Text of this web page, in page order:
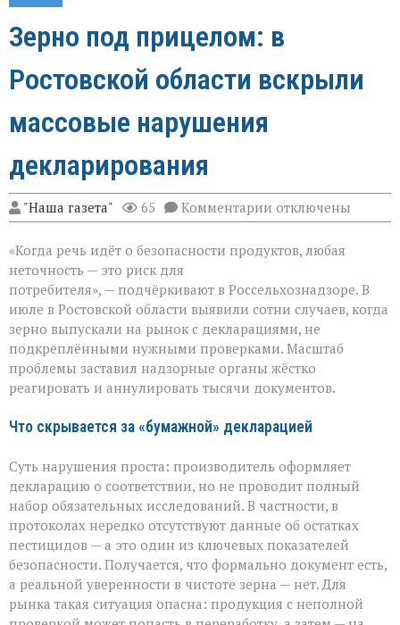
Зерно под прицелом: в
Ростовской области вскрыли
массовые нарушения
декларирования
"Наша газета" 65 Комментарии к
записи
под
Ростовской
области
вскрыли
массовые
нарушения
декларирования
отключены
«Когда речь идёт о безопасности продуктов, любая
неточность — это риск для
потребителя», — подчёркивают в Россельхознадзоре. В
июле в Ростовской области выявили сотни случаев, когда
зерно выпускали на рынок с декларациями, не
подкреплёнными нужными проверками. Масштаб
проблемы заставил надзорные органы жёстко
реагировать и аннулировать тысячи документов.
Что скрывается за «бумажной» декларацией
Суть нарушения проста: производитель оформляет
декларацию о соответствии, но не проводит полный
набор обязательных исследований. В частности, в
протоколах нередко отсутствуют данные об остатках
пестицидов — а это один из ключевых показателей
безопасности. Получается, что формально документ есть,
а реальной уверенности в чистоте зерна — нет. Для
рынка такая ситуация опасна: продукция с неполной